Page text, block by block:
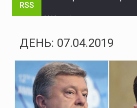
RSS
ДЕНЬ: 07.04.2019